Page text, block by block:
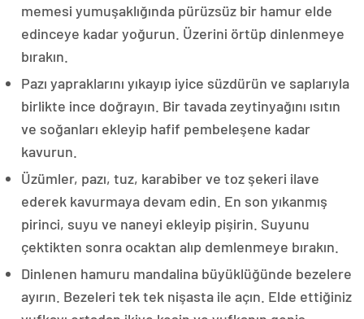
memesi yumuşaklığında pürüzsüz bir hamur elde
edinceye kadar yoğurun. Üzerini örtüp dinlenmeye
bırakın.
Pazı yapraklarını yıkayıp iyice süzdürün ve saplarıyla
birlikte ince doğrayın. Bir tavada zeytinyağını ısıtın
ve soğanları ekleyip hafif pembeleşene kadar
kavurun.
Üzümler, pazı, tuz, karabiber ve toz şekeri ilave
ederek kavurmaya devam edin. En son yıkanmış
pirinci, suyu ve naneyi ekleyip pişirin. Suyunu
çektikten sonra ocaktan alıp demlenmeye bırakın.
Dinlenen hamuru mandalina büyüklüğünde bezelere
ayırın. Bezeleri tek tek nişasta ile açın. Elde ettiğiniz